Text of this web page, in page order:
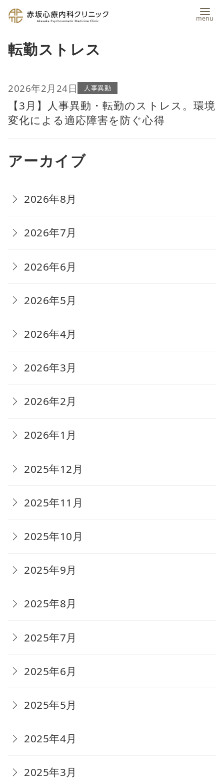
ン
ン
へ
動
転勤ストレス
2026年2月24日 人事異動
【3月】人事異動・転勤のストレス。環境
変化による適応障害を防ぐ心得
アーカイブ
2026年8月
2026年7月
2026年6月
2026年5月
2026年4月
2026年3月
2026年2月
2026年1月
2025年12月
2025年11月
2025年10月
2025年9月
2025年8月
2025年7月
2025年6月
2025年5月
2025年4月
2025年3月